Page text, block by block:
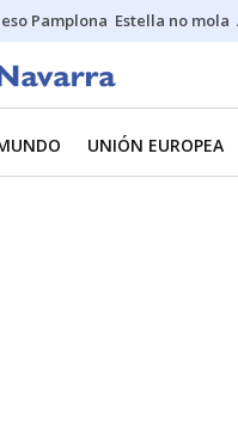
Pamplona Estella no mola
UNIÓN EUROPEA